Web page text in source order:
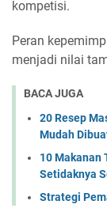
kompetisi.
Peran
menjadi nilai
BACA JUGA
20 Resep
Mudah
10 Makanan
Setidaknya
Strategi